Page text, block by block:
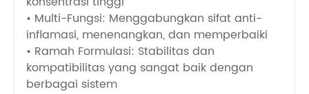
• Multi-Fungsi: Menggabungkan sifat anti-
inflamasi, menenangkan, dan memperbaiki
• Ramah Formulasi: Stabilitas dan
kompatibilitas yang sangat baik dengan
berbagai sistem